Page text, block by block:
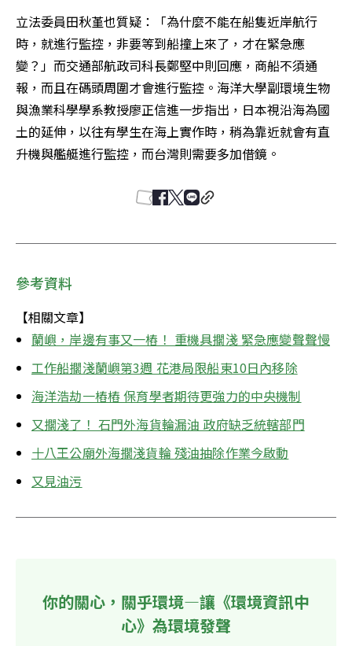
立法委員田秋堇也質疑：「為什麼不能在船隻近岸航行
時，就進行監控，非要等到船撞上來了，才在緊急應
變？」而交通部航政司科長鄭堅中則回應，商船不須通
報，而且在碼頭周圍才會進行監控。海洋大學副環境生物
與漁業科學學系教授廖正信進一步指出，日本視沿海為國
土的延伸，以往有學生在海上實作時，稍為靠近就會有直
升機與艦艇進行監控，而台灣則需要多加借鏡。
參考資料
【相關文章】
蘭嶼，岸邊有事又一樁！ 重機具擱淺 緊急應變聲聲慢
工作船擱淺蘭嶼第3週 花港局限船東10日內移除
海洋浩劫一樁樁 保育學者期待更強力的中央機制
又擱淺了！ 石門外海貨輪漏油 政府缺乏統轄部門
十八王公廟外海擱淺貨輪 殘油抽除作業今啟動
又見油污
你的關心，關乎環境—讓《環境資訊中
心》為環境發聲